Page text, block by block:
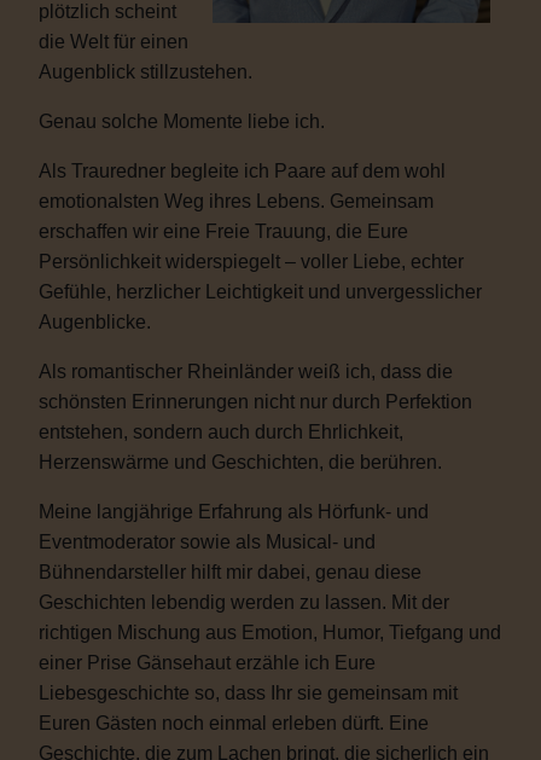
plötzlich scheint
die Welt für einen
Augenblick stillzustehen.
Genau solche Momente liebe ich.
Als Trauredner begleite ich Paare auf dem wohl
emotionalsten Weg ihres Lebens. Gemeinsam
erschaffen wir eine Freie Trauung, die Eure
Persönlichkeit widerspiegelt – voller Liebe, echter
Gefühle, herzlicher Leichtigkeit und unvergesslicher
Augenblicke.
Als romantischer Rheinländer weiß ich, dass die
schönsten Erinnerungen nicht nur durch Perfektion
entstehen, sondern auch durch Ehrlichkeit,
Herzenswärme und Geschichten, die berühren.
Meine langjährige Erfahrung als Hörfunk- und
Eventmoderator sowie als Musical- und
Bühnendarsteller hilft mir dabei, genau diese
Geschichten lebendig werden zu lassen. Mit der
richtigen Mischung aus Emotion, Humor, Tiefgang und
einer Prise Gänsehaut erzähle ich Eure
Liebesgeschichte so, dass Ihr sie gemeinsam mit
Euren Gästen noch einmal erleben dürft. Eine
Geschichte, die zum Lachen bringt, die sicherlich ein